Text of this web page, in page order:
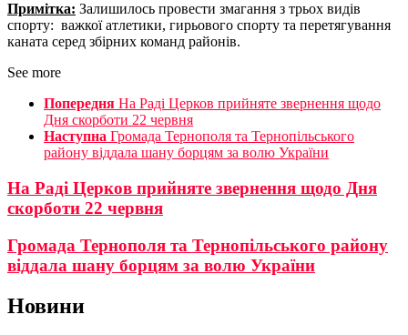
Примітка: Залишилось провести змагання з трьох видів
спорту: важкої атлетики, гирьового спорту та перетягування
каната серед збірних команд районів.
See more
Попередня На Раді Церков прийняте звернення щодо
Дня скорботи 22 червня
Наступна Громада Тернополя та Тернопільського
району віддала шану борцям за волю України
На Раді Церков прийняте звернення щодо Дня
скорботи 22 червня
Громада Тернополя та Тернопільського району
віддала шану борцям за волю України
Новини